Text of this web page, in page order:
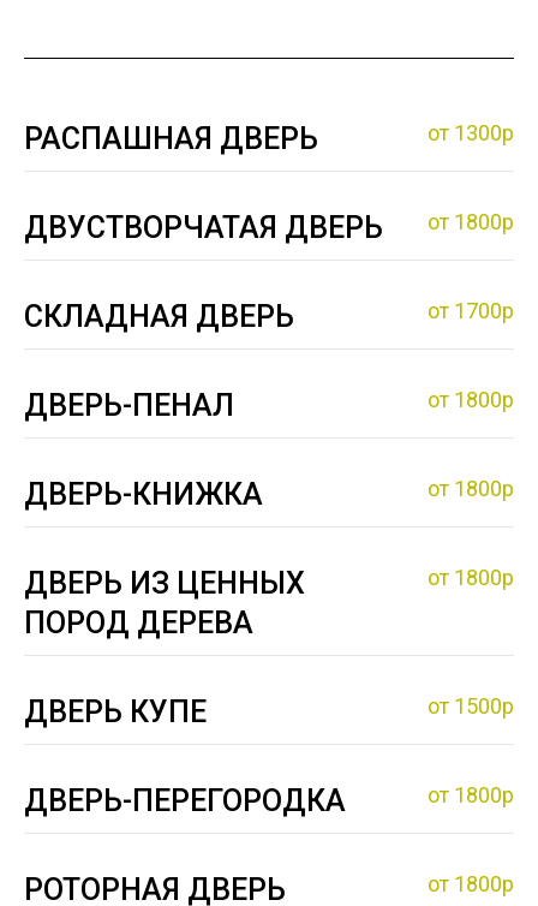
РАСПАШНАЯ ДВЕРЬ от 1300р
ДВУСТВОРЧАТАЯ ДВЕРЬ от 1800р
СКЛАДНАЯ ДВЕРЬ от 1700р
ДВЕРЬ-ПЕНАЛ от 1800р
ДВЕРЬ-КНИЖКА от 1800р
ДВЕРЬ ИЗ ЦЕННЫХ
ПОРОД ДЕРЕВА
от 1800р
ДВЕРЬ КУПЕ от 1500р
ДВЕРЬ-ПЕРЕГОРОДКА от 1800р
РОТОРНАЯ ДВЕРЬ от 1800р